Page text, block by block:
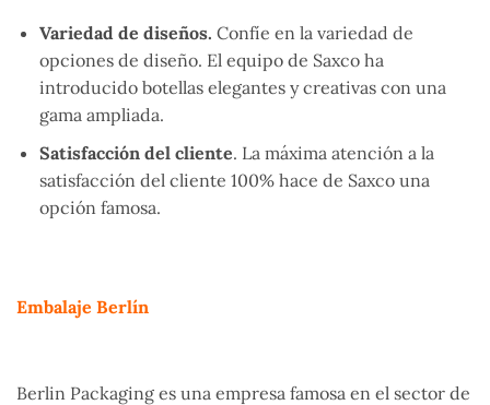
Variedad de diseños. Confíe en la variedad de
opciones de diseño. El equipo de Saxco ha
introducido botellas elegantes y creativas con una
gama ampliada.
Satisfacción del cliente. La máxima atención a la
satisfacción del cliente 100% hace de Saxco una
opción famosa.
Embalaje Berlín
Berlin Packaging es una empresa famosa en el sector de